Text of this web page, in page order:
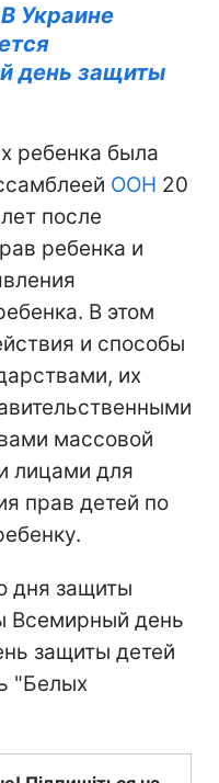
В Украине
день защиты
ребенка была
ООН 20
после
ребенка и
В этом
и способы
их
массовой
лицами для
прав детей по
дня защиты
Всемирный день
защиты детей
"Белых